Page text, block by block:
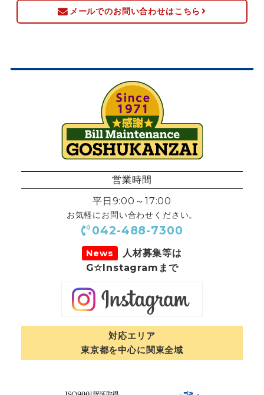
メールでのお問い合わせはこちら
営業時間
平日9:00～17:00
お気軽にお問い合わせください。
042-488-7300
News
人材募集等は
G☆Instagramまで
対応エリア
東京都を中心に関東全域